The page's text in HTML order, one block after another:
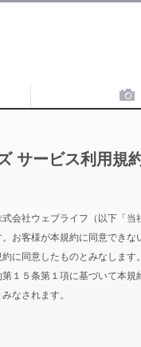
サービス利用規
会社ウェブライフ（以下「
お客様が本規約に同意でき
に同意したものとみなします。
第１５条第１項に基づいて本
なされます。